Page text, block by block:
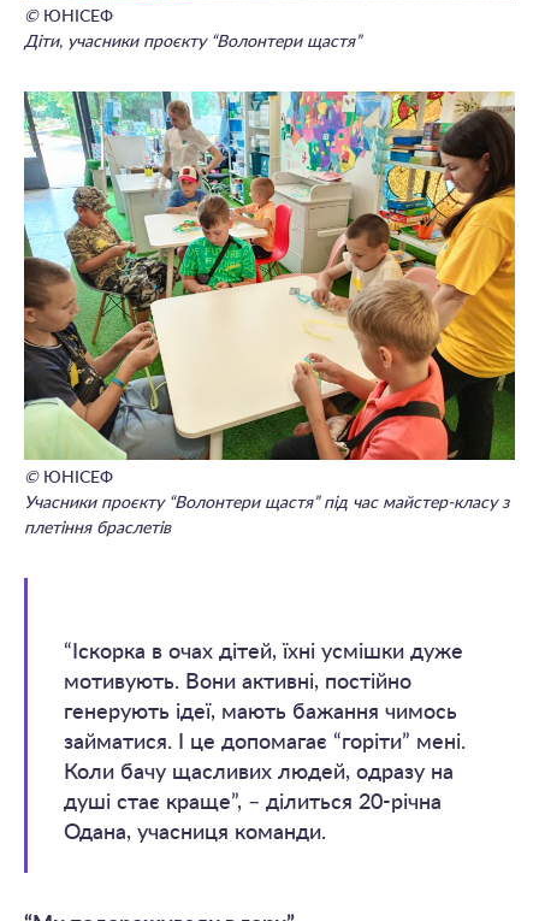
© ЮНІСЕФ
Діти, учасники проєкту “Волонтери щастя”
© ЮНІСЕФ
Учасники проєкту “Волонтери щастя” під час майстер-класу з
плетіння браслетів
“Іскорка в очах дітей, їхні усмішки дуже
мотивують. Вони активні, постійно
генерують ідеї, мають бажання чимось
займатися. І це допомагає “горіти” мені.
Коли бачу щасливих людей, одразу на
душі стає краще”, – ділиться 20-річна
Одана, учасниця команди.